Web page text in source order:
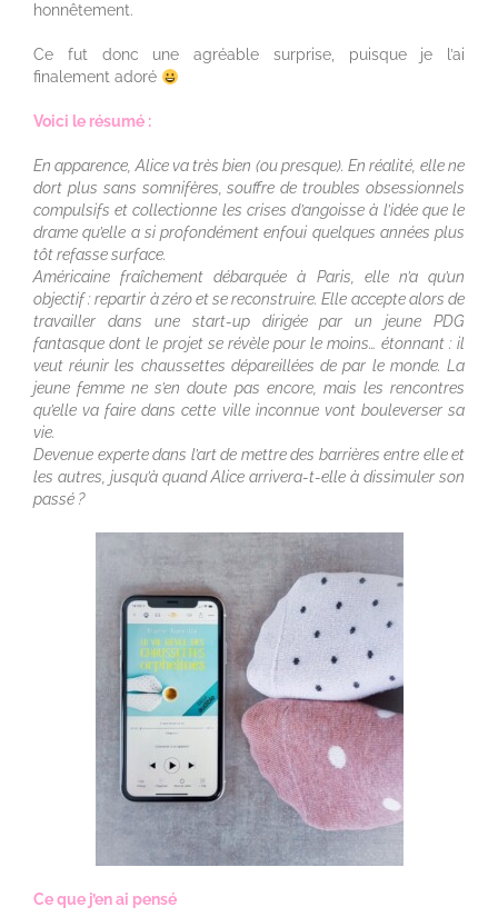
honnêtement.
Ce fut donc une agréable surprise, puisque je l’ai
finalement adoré
Voici le résumé :
En apparence, Alice va très bien (ou presque). En réalité, elle ne
dort plus sans somnifères, souffre de troubles obsessionnels
compulsifs et collectionne les crises d’angoisse à l’idée que le
drame qu’elle a si profondément enfoui quelques années plus
tôt refasse surface.
Américaine fraîchement débarquée à Paris, elle n’a qu’un
objectif : repartir à zéro et se reconstruire. Elle accepte alors de
travailler dans une start-up dirigée par un jeune PDG
fantasque dont le projet se révèle pour le moins… étonnant : il
veut réunir les chaussettes dépareillées de par le monde. La
jeune femme ne s’en doute pas encore, mais les rencontres
qu’elle va faire dans cette ville inconnue vont bouleverser sa
vie.
Devenue experte dans l’art de mettre des barrières entre elle et
les autres, jusqu’à quand Alice arrivera-t-elle à dissimuler son
passé ?
Ce que j’en ai pensé